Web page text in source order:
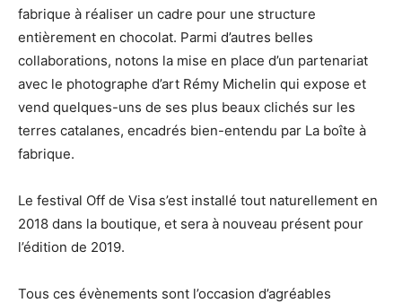
fabrique à réaliser un cadre pour une structure
entièrement en chocolat. Parmi d’autres belles
collaborations, notons la mise en place d’un partenariat
avec le photographe d’art Rémy Michelin qui expose et
vend quelques-uns de ses plus beaux clichés sur les
terres catalanes, encadrés bien-entendu par La boîte à
fabrique.
Le festival Off de Visa s’est installé tout naturellement en
2018 dans la boutique, et sera à nouveau présent pour
l’édition de 2019.
Tous ces évènements sont l’occasion d’agréables